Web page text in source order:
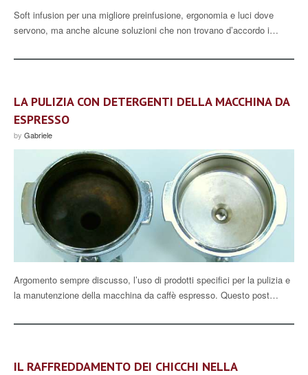
Soft infusion per una migliore preinfusione, ergonomia e luci dove
servono, ma anche alcune soluzioni che non trovano d’accordo i…
LA PULIZIA CON DETERGENTI DELLA MACCHINA DA
ESPRESSO
by Gabriele
Argomento sempre discusso, l’uso di prodotti specifici per la pulizia e
la manutenzione della macchina da caffè espresso. Questo post…
IL RAFFREDDAMENTO DEI CHICCHI NELLA